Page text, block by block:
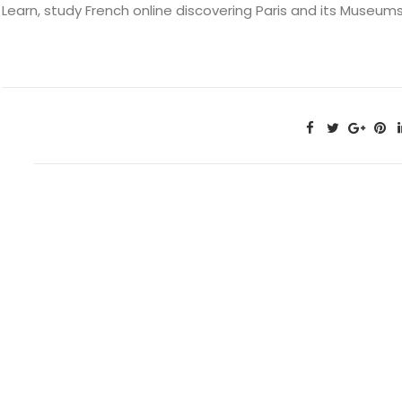
Learn, study French online discovering Paris and its